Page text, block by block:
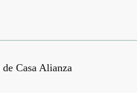
Casa Alianza